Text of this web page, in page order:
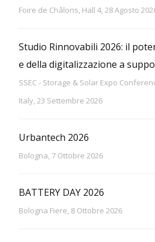
Foire de Châlons, Hall 4, 28 Agosto
Studio Rinnovabili 2026: il
e della digitalizzazione a
SSEC - Storage & Solar Expo
Italy, 23 Settembre 2026
Urbantech 2026
Bologna, 7 Ottobre 2026
BATTERY DAY 2026
Bologna Fiere, 8 Ottobre 2026